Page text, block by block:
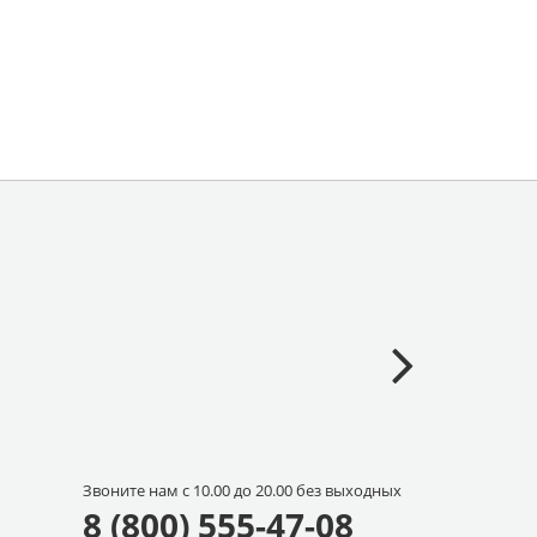
Звоните нам с 10.00 до 20.00 без выходных
8 (800) 555-47-08